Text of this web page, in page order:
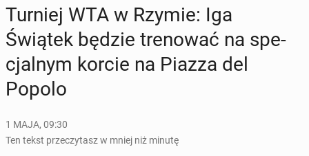
Turniej WTA w Rzymie: Iga
Świątek będzie tre­no­wać na spe­
cjal­nym korcie na Piazza del
Popolo
1 MAJA, 09:30
Ten tekst przeczytasz w mniej niż minutę